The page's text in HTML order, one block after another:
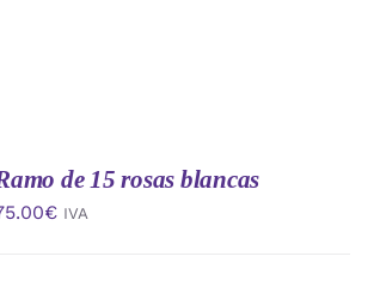
de 15 rosas blancas
€ IVA